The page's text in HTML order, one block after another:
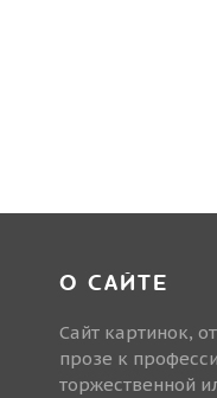
О САЙТЕ
Сайт картинок,
прозе к
торжественной